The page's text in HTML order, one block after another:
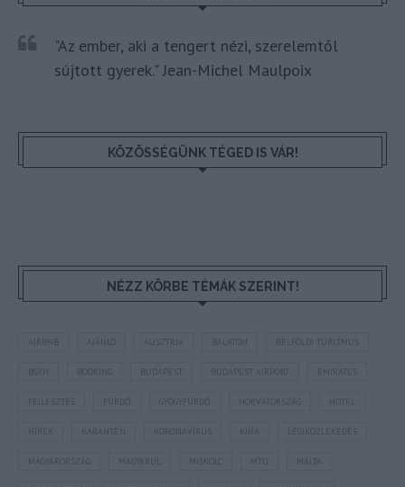
"Az ember, aki a tengert nézi, szerelemtől
sújtott gyerek." Jean-Michel Maulpoix
KÖZÖSSÉGÜNK TÉGED IS VÁR!
NÉZZ KÖRBE TÉMÁK SZERINT!
AUSZTRIA BALATON BELFÖLDI TURIZMUS
BUDAPEST BUDAPEST AIRPORT EMIRATES
FEJLESZTÉS HORVÁTORSZÁG HOTEL
KARANTÉN LÉGIKÖZLEKEDÉS
MAGYARORSZÁG MTÜ MÁLTA